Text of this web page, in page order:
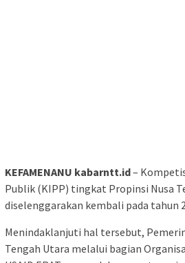
KEFAMENANU kabarntt.id–
Publik (KIPP) tingkat Propinsi Nusa
diselenggarakan kembali pada tahun
Menindaklanjuti hal tersebut,
Tengah Utara melalui bagian